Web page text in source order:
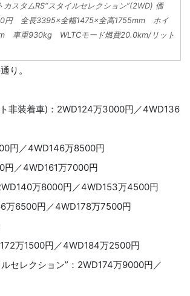
スタムRS“スタイルセレクション”(2WD) 価
円 全長3395×全幅1475×全高1755mm ホイ
車重930kg WLTCモード燃費20.0km/リット
り。
非装着車)：2WD124万3000円／4WD136
円／4WD146万8500円
円／4WD161万7000円
万8000円／4WD153万4500円
万6500円／4WD178万7500円
万1500円／4WD184万2500円
セレクション”：2WD174万9000円／